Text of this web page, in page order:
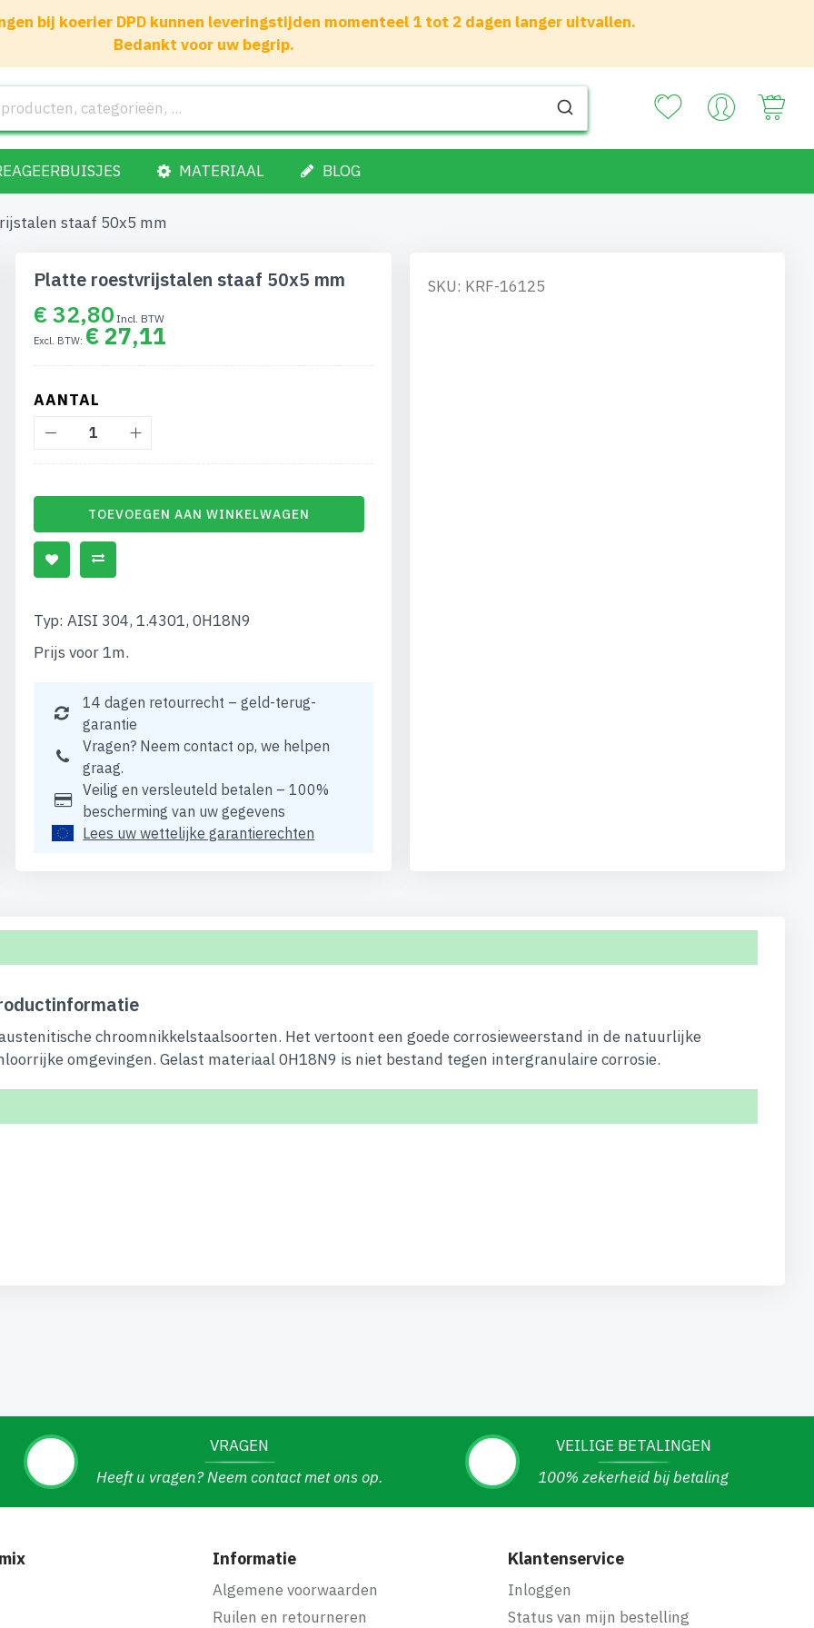
bij koerier DPD kunnen leveringstijden momenteel 1 tot 2 dagen langer uitvallen.
Bedankt voor uw begrip.
MATERIAAL BLOG
staaf 50x5 mm
Platte roestvrijstalen staaf 50x5 mm
€ 32,80
€ 27,11
AANTAL
TOEVOEGEN AAN WINKELWAGEN
Typ: AISI 304, 1.4301, 0H18N9
Prijs voor 1m.
14 dagen retourrecht – geld-terug-
garantie
Vragen? Neem contact op, we helpen
graag.
Veilig en versleuteld betalen – 100%
bescherming van uw gegevens
Lees uw wettelijke garantierechten
SKU: KRF-16125
chroomnikkelstaalsoorten. Het vertoont een goede corrosieweerstand in de natuurlijke
omgevingen. Gelast materiaal 0H18N9 is niet bestand tegen intergranulaire corrosie.
VRAGEN
Heeft u vragen? Neem contact met ons op.
VEILIGE BETALINGEN
100% zekerheid bij betaling
Informatie
Algemene voorwaarden
Ruilen en retourneren
Klantenservice
Inloggen
Status van mijn bestelling